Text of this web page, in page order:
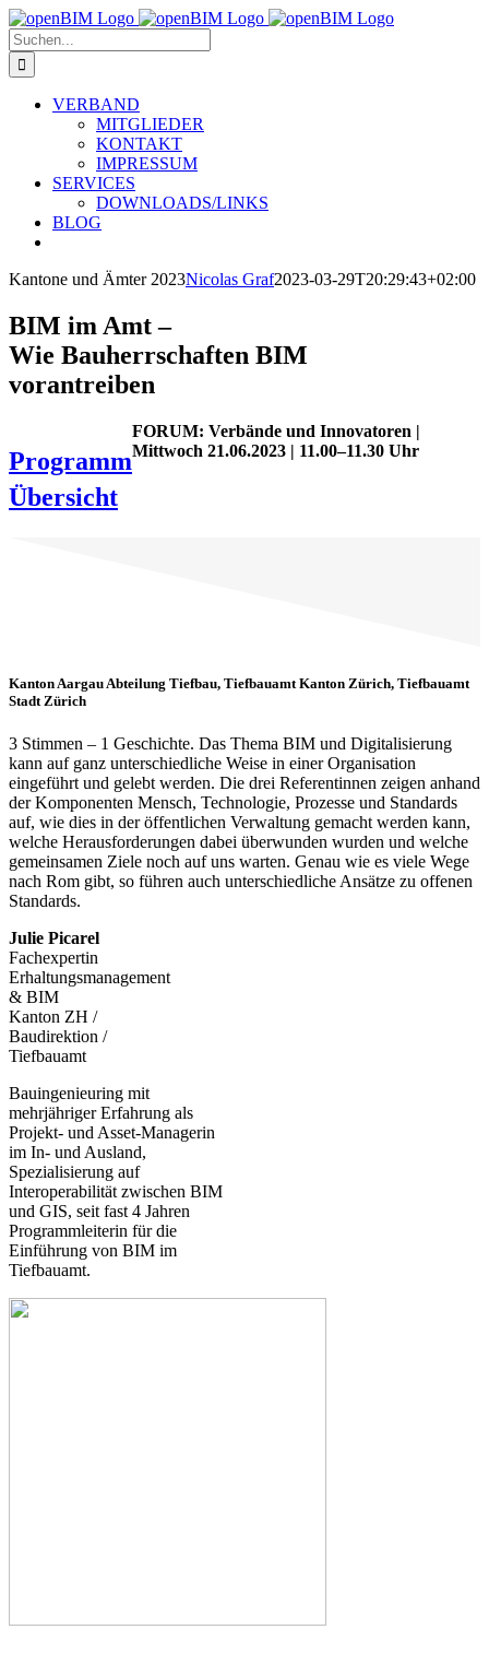
Zum
Inhalt
springen
Suche
nach:
VERBAND
MITGLIEDER
KONTAKT
IMPRESSUM
SERVICES
DOWNLOADS/LINKS
BLOG
Kantone und Ämter 2023Nicolas Graf2023-03-29T20:29:43+02:00
BIM im Amt –
Wie Bauherrschaften BIM
vorantreiben
Programm
Übersicht
FORUM: Verbände und Innovatoren |
Mittwoch 21.06.2023 | 11.00–11.30 Uhr
Kanton Aargau Abteilung Tiefbau, Tiefbauamt Kanton Zürich, Tiefbauamt
Stadt Zürich
3 Stimmen – 1 Geschichte. Das Thema BIM und Digitalisierung
kann auf ganz unterschiedliche Weise in einer Organisation
eingeführt und gelebt werden. Die drei Referentinnen zeigen anhand
der Komponenten Mensch, Technologie, Prozesse und Standards
auf, wie dies in der öffentlichen Verwaltung gemacht werden kann,
welche Herausforderungen dabei überwunden wurden und welche
gemeinsamen Ziele noch auf uns warten. Genau wie es viele Wege
nach Rom gibt, so führen auch unterschiedliche Ansätze zu offenen
Standards.
Julie Picarel
Fachexpertin
Erhaltungsmanagement
& BIM
Kanton ZH /
Baudirektion /
Tiefbauamt
Bauingenieuring mit
mehrjähriger Erfahrung als
Projekt- und Asset-Managerin
im In- und Ausland,
Spezialisierung auf
Interoperabilität zwischen BIM
und GIS, seit fast 4 Jahren
Programmleiterin für die
Einführung von BIM im
Tiefbauamt.